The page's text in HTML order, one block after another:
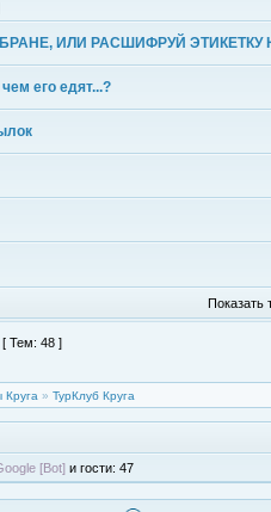
ИЛИ РАСШИФРУЙ ЭТИКЕТКУ
его едят...?
Показать
[ Тем: 48 ]
Круга » ТурКлуб Круга
[Bot] и гости: 47